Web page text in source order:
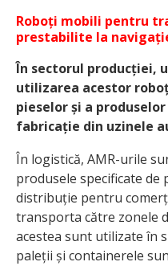
Roboți mobili pentru
prestabilite la
În sectorul producției,
utilizarea acestor
pieselor și a
fabricație din uzinele
În logistică, AMR-urile
produsele specificate
distribuție pentru
transporta către zonele
acestea sunt utilizate în
paleții și containerele